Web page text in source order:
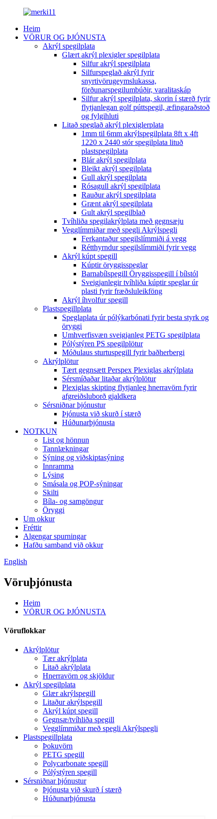
Heim
VÖRUR OG ÞJÓNUSTA
Akrýl spegilplata
Glært akrýl plexigler spegilplata
Silfur akrýl spegilplata
Silfurspeglað akrýl fyrir
snyrtivörugeymslukassa,
förðunarspegilumbúðir, varalitaskáp
Silfur akrýl spegilplata, skorin í stærð fyrir
flytjanlegan golf púttspegil, æfingaraðstoð
og fylgihluti
Litað speglað akrýl plexiglerplata
1mm til 6mm akrýlspegilplata 8ft x 4ft
1220 x 2440 stór spegilplata lituð
plastspegilplata
Blár akrýl spegilplata
Bleikt akrýl spegilplata
Gull akrýl spegilplata
Rósagull akrýl spegilplata
Rauður akrýl spegilplata
Grænt akrýl spegilplata
Gult akrýl spegilblað
Tvíhliða spegilakrýlplata með gegnsæju
Vegglímmiðar með spegli Akrýlspegli
Ferkantaður spegilslímmiði á vegg
Rétthyrndur spegilslímmiði fyrir vegg
Akrýl kúpt spegill
Kúptir öryggisspeglar
Barnabílspegill Öryggisspegill í bílstól
Sveigjanlegir tvíhliða kúptir speglar úr
plasti fyrir fræðsluleikföng
Akrýl íhvolfur spegill
Plastspegillplata
Speglaplata úr pólýkarbónati fyrir besta styrk og
öryggi
Umhverfisvæn sveigjanleg PETG spegilplata
Pólýstýren PS spegilplötur
Móðulaus sturtuspegill fyrir baðherbergi
Akrýlplötur
Tært gegnsætt Perspex Plexiglas akrýlplata
Sérsmíðaðar litaðar akrýlplötur
Plexiglas skipting flytjanleg hnerravörn fyrir
afgreiðsluborð gjaldkera
Sérsniðnar þjónustur
Þjónusta við skurð í stærð
Húðunarþjónusta
NOTKUN
List og hönnun
Tannlækningar
Sýning og viðskiptasýning
Innramma
Lýsing
Smásala og POP-sýningar
Skilti
Bíla- og samgöngur
Öryggi
Um okkur
Fréttir
Algengar spurningar
Hafðu samband við okkur
English
Vöruþjónusta
Heim
VÖRUR OG ÞJÓNUSTA
Vöruflokkar
Akrýlplötur
Tær akrýlplata
Litað akrýlplata
Hnerravörn og skjöldur
Akrýl spegilplata
Glær akrýlspegill
Litaður akrýlspegill
Akrýl kúpt spegill
Gegnsæ/tvíhliða spegill
Vegglímmiðar með spegli Akrýlspegli
Plastspegillplata
Þokuvörn
PETG spegill
Polycarbonate spegill
Pólýstýren spegill
Sérsniðnar þjónustur
Þjónusta við skurð í stærð
Húðunarþjónusta